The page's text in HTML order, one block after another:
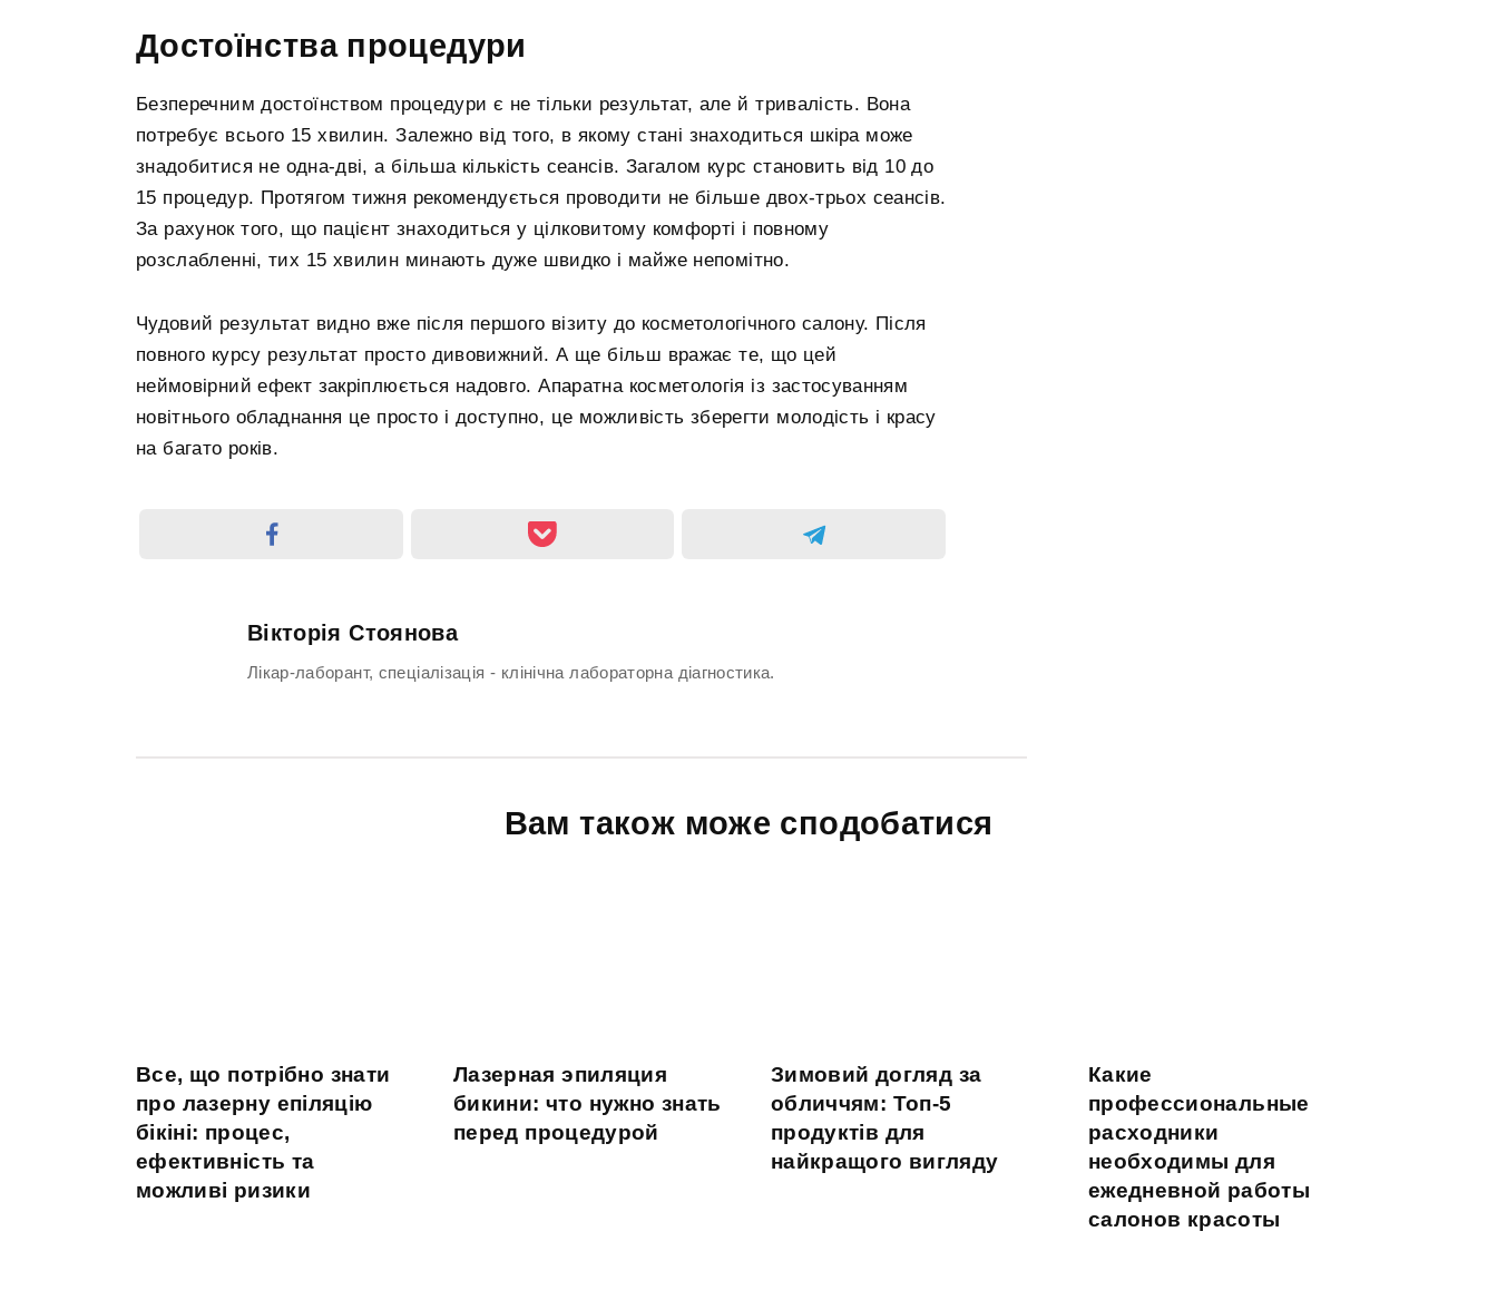
Достоїнства процедури
Безперечним достоїнством процедури є не тільки результат, але й тривалість. Вона
потребує всього 15 хвилин. Залежно від того, в якому стані знаходиться шкіра може
знадобитися не одна-дві, а більша кількість сеансів. Загалом курс становить від 10 до
15 процедур. Протягом тижня рекомендується проводити не більше двох-трьох сеансів.
За рахунок того, що пацієнт знаходиться у цілковитому комфорті і повному
розслабленні, тих 15 хвилин минають дуже швидко і майже непомітно.
Чудовий результат видно вже після першого візиту до косметологічного салону. Після
повного курсу результат просто дивовижний. А ще більш вражає те, що цей
неймовірний ефект закріплюється надовго. Апаратна косметологія із застосуванням
новітнього обладнання це просто і доступно, це можливість зберегти молодість і красу
на багато років.
Вікторія Стоянова
Лікар-лаборант, спеціалізація - клінічна лабораторна діагностика.
Вам також може сподобатися
Все, що потрібно знати
про лазерну епіляцію
бікіні: процес,
ефективність та
можливі ризики
Лазерная эпиляция
бикини: что нужно знать
перед процедурой
Зимовий догляд за
обличчям: Топ-5
продуктів для
найкращого вигляду
Какие
профессиональные
расходники
необходимы для
ежедневной работы
салонов красоты